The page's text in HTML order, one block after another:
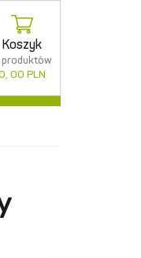
Koszyk
produktów
00 PLN